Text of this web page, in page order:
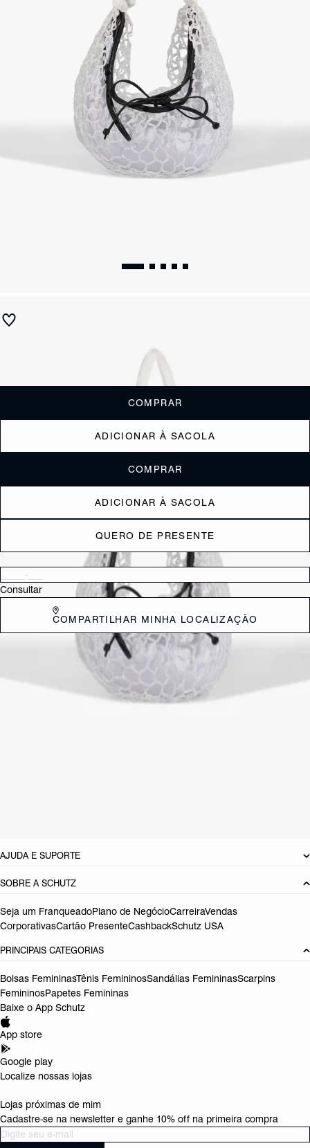
de cashback
COMPRAR
ADICIONAR À SACOLA
COMPRAR
ADICIONAR À SACOLA
QUERO DE PRESENTE
Verificar disponibilidade nas lojas próximas a você
Consultar
COMPARTILHAR MINHA LOCALIZAÇÃO
Essa bolsa hobo branca se destaca por seu moderno mix de materiais
com tricô, nylon e couro. Com ótimo espaço para levar seus itens, é
daqueles acessórios que elevam o estilo do look! Comprimento da
AJUDA E SUPORTE
SOBRE A SCHUTZ
Seja um FranqueadoPlano de NegócioCarreiraVendas
CorporativasCartão PresenteCashbackSchutz USA
PRINCIPAIS CATEGORIAS
Bolsas FemininasTênis FemininosSandálias FemininasScarpins
FemininosPapetes Femininas
Baixe o App Schutz
App store
Google play
Localize nossas lojas
Lojas próximas de mim
Cadastre-se na newsletter e ganhe 10% off na primeira compra